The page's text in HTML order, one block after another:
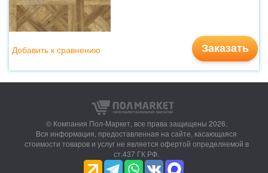
Заказать
Добавить к сравнению
© Компания Пол-Маркет, все права защищены 2026.
Вся информация, предоставленная на сайте, касающаяся
стоимости товаров и услуг не является офертой определяемой в
ст.437 ГК РФ.